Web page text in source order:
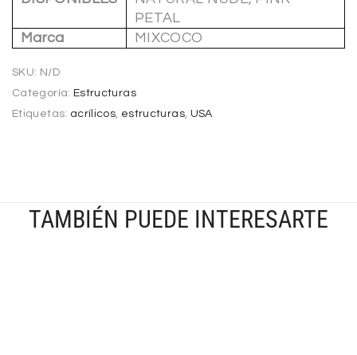
PETAL
Marca
MIXCOCO
SKU: N/D
Categoría: Estructuras
Etiquetas: acrílicos, estructuras, USA
TAMBIÉN PUEDE INTERESARTE